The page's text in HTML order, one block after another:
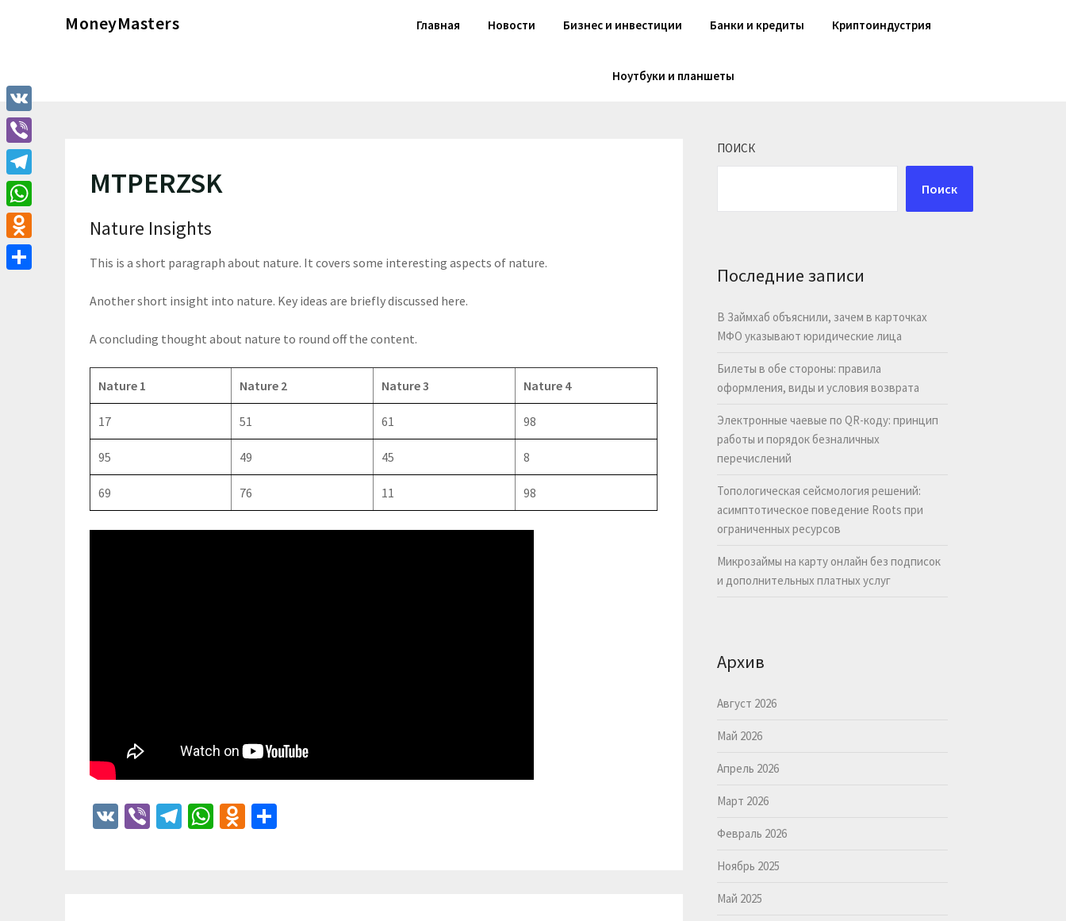
MoneyMasters Главная Новости Бизнес и инвестиции Банки и кредиты Криптоиндустрия
Ноутбуки и планшеты
MTPERZSK
Nature Insights
This is a short paragraph about nature. It covers some interesting aspects of nature.
Another short insight into nature. Key ideas are briefly discussed here.
A concluding thought about nature to round off the content.
Nature 1 Nature 2 Nature 3 Nature 4
17 51 61 98
95 49 45 8
69 76 11 98
VK ViberTelegram
WhatsApp
Odnoklassniki
ПОИСК
Поиск
Последние записи
В Займхаб объяснили, зачем в карточках
МФО указывают юридические лица
Билеты в обе стороны: правила
оформления, виды и условия возврата
Электронные чаевые по QR-коду: принцип
работы и порядок безналичных
перечислений
Топологическая сейсмология решений:
асимптотическое поведение Roots при
ограниченных ресурсов
Микрозаймы на карту онлайн без подписок
и дополнительных платных услуг
Архив
Август 2026
Май 2026
Апрель 2026
Март 2026
Февраль 2026
Ноябрь 2025
Май 2025
VK
Viber
Telegram
WhatsApp
Odnoklassniki